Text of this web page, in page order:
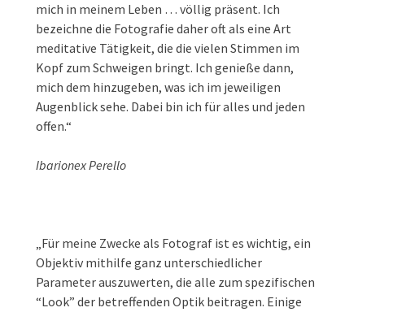
mich in meinem Leben … völlig präsent. Ich
bezeichne die Fotografie daher oft als eine Art
meditative Tätigkeit, die die vielen Stimmen im
Kopf zum Schweigen bringt. Ich genieße dann,
mich dem hinzugeben, was ich im jeweiligen
Augenblick sehe. Dabei bin ich für alles und jeden
offen.“
Ibarionex Perello
„Für meine Zwecke als Fotograf ist es wichtig, ein
Objektiv mithilfe ganz unterschiedlicher
Parameter auszuwerten, die alle zum spezifischen
“Look” der betreffenden Optik beitragen. Einige